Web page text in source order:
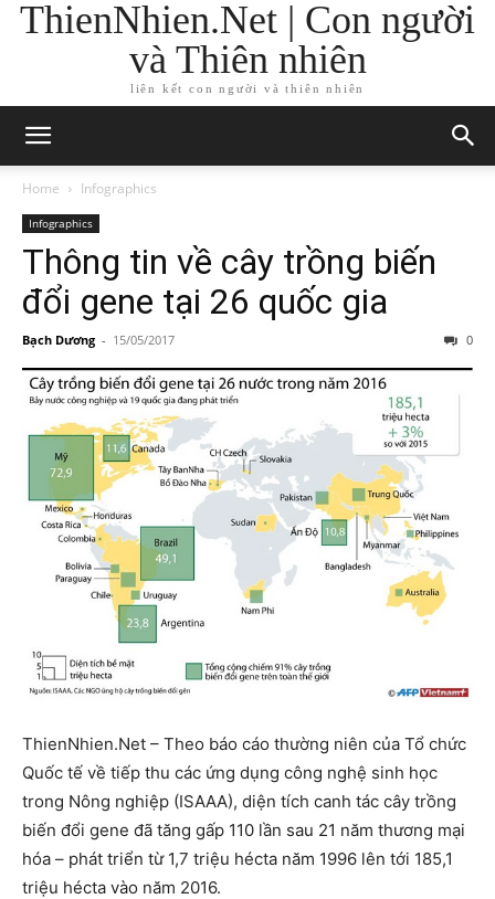
ThienNhien.Net | Con người
và Thiên nhiên
liên kết con người và thiên nhiên
Home Infographics
Infographics
Thông tin về cây trồng biến
đổi gene tại 26 quốc gia
Bạch Dương - 15/05/2017 0
ThienNhien.Net – Theo báo cáo thường niên của Tổ chức
Quốc tế về tiếp thu các ứng dụng công nghệ sinh học
trong Nông nghiệp (ISAAA), diện tích canh tác cây trồng
biến đổi gene đã tăng gấp 110 lần sau 21 năm thương mại
hóa – phát triển từ 1,7 triệu hécta năm 1996 lên tới 185,1
triệu hécta vào năm 2016.